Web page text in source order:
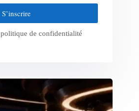
S’inscrire
politique de confidentialité